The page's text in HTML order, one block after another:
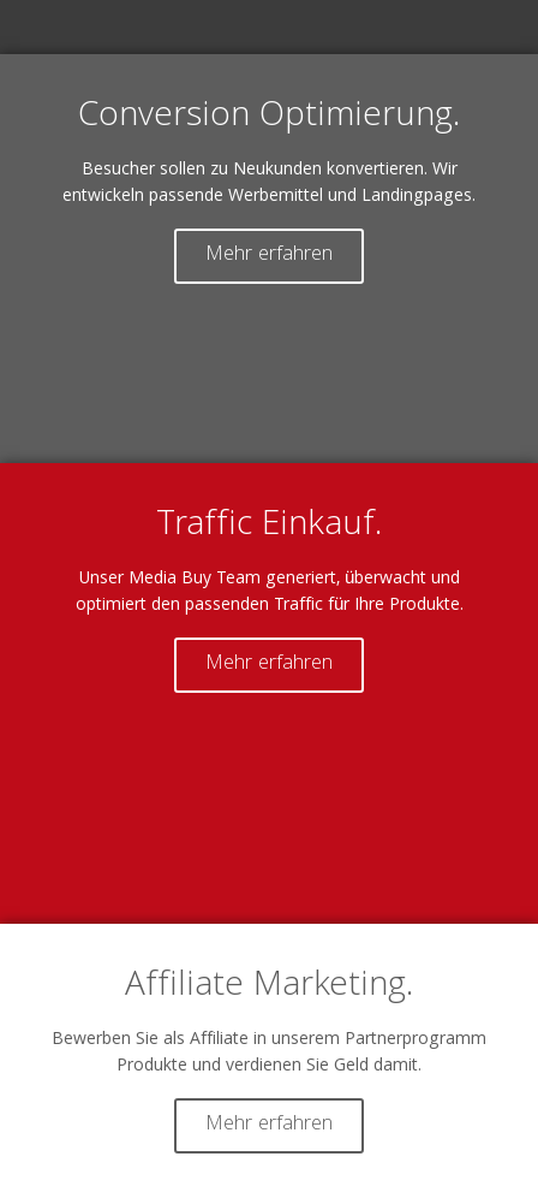
Conversion Optimierung.
Besucher sollen zu Neukunden konvertieren. Wir
entwickeln passende Werbemittel und Landingpages.
Mehr erfahren
Traffic Einkauf.
Unser Media Buy Team generiert, überwacht und
optimiert den passenden Traffic für Ihre Produkte.
Mehr erfahren
Affiliate Marketing.
Bewerben Sie als Affiliate in unserem Partnerprogramm
Produkte und verdienen Sie Geld damit.
Mehr erfahren